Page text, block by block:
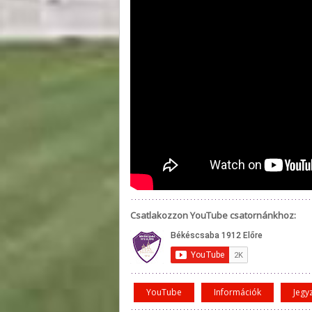
Csatlakozzon YouTube csatornánkhoz:
YouTube Információk